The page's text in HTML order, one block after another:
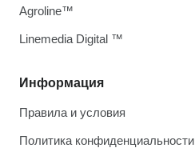
Информация
Правила и условия
Политика конфиденциальности
Agroline™
Linemedia Digital ™